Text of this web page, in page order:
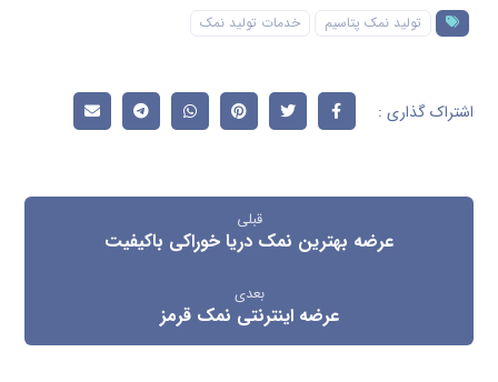
تولید نمک پتاسیم
خدمات تولید نمک
قبلی
عرضه بهترین نمک دریا خوراکی باکیفیت
بعدی
عرضه اینترنتی نمک قرمز